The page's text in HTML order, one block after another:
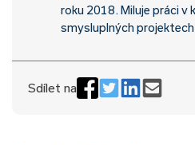
roku 2018. Miluje práci v
smysluplných
Sdílet na